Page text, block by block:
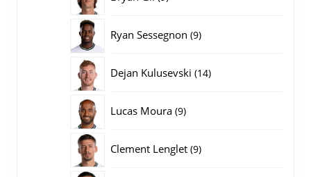
Ryan Sessegnon 99
Dejan Kulusevski 1414
Lucas Moura 99
Clement Lenglet 99